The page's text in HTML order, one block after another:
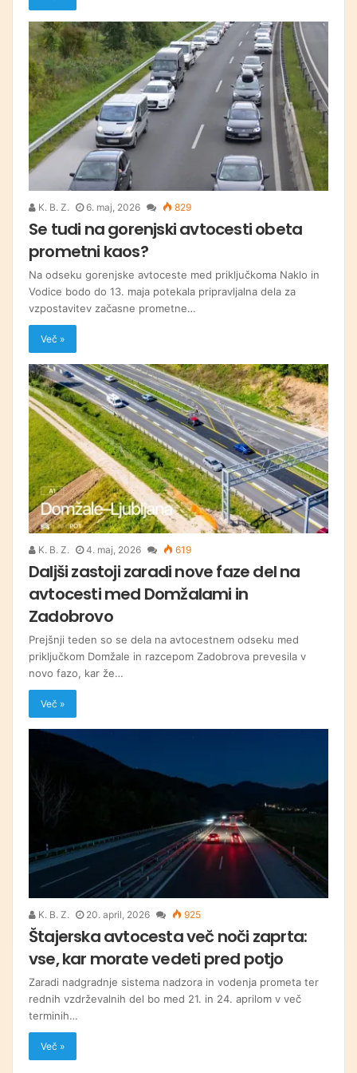
K. B. Z. 6. maj, 2026 829
Se tudi na gorenjski avtocesti obeta
prometni kaos?
Na odseku gorenjske avtoceste med priključkoma Naklo in
Vodice bodo do 13. maja potekala pripravljalna dela za
vzpostavitev začasne prometne…
Več »
K. B. Z. 4. maj, 2026 619
Daljši zastoji zaradi nove faze del na
avtocesti med Domžalami in
Zadobrovo
Prejšnji teden so se dela na avtocestnem odseku med
priključkom Domžale in razcepom Zadobrova prevesila v
novo fazo, kar že…
Več »
K. B. Z. 20. april, 2026 925
Štajerska avtocesta več noči zaprta:
vse, kar morate vedeti pred potjo
Zaradi nadgradnje sistema nadzora in vodenja prometa ter
rednih vzdrževalnih del bo med 21. in 24. aprilom v več
terminih…
Več »